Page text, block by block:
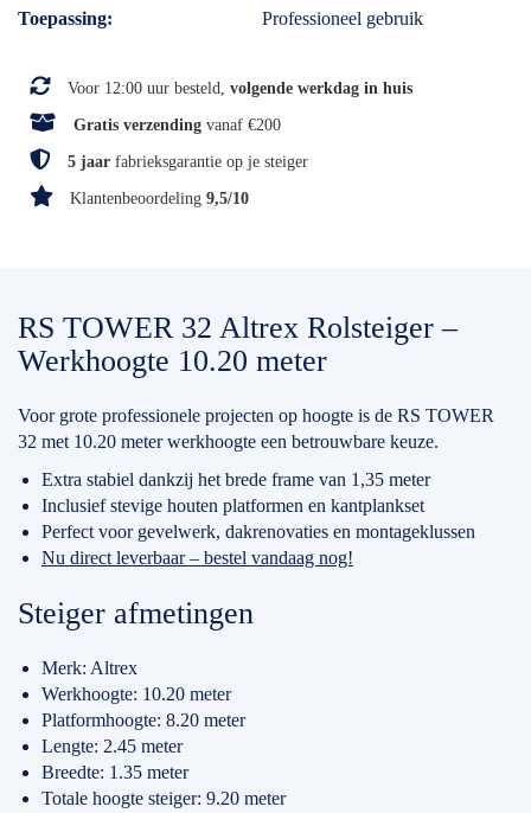
Toepassing
Professioneel gebruik
Voor 12:00 uur besteld, volgende werkdag in huis
Gratis verzending vanaf €200
5 jaar fabrieksgarantie op je steiger
Klantenbeoordeling 9,5/10
RS TOWER 32 Altrex Rolsteiger –
Werkhoogte 10.20 meter
Voor grote professionele projecten op hoogte is de RS TOWER
32 met 10.20 meter werkhoogte een betrouwbare keuze.
Extra stabiel dankzij het brede frame van 1,35 meter
Inclusief stevige houten platformen en kantplankset
Perfect voor gevelwerk, dakrenovaties en montageklussen
Nu direct leverbaar – bestel vandaag nog!
Steiger afmetingen
Merk: Altrex
Werkhoogte: 10.20 meter
Platformhoogte: 8.20 meter
Lengte: 2.45 meter
Breedte: 1.35 meter
Totale hoogte steiger: 9.20 meter